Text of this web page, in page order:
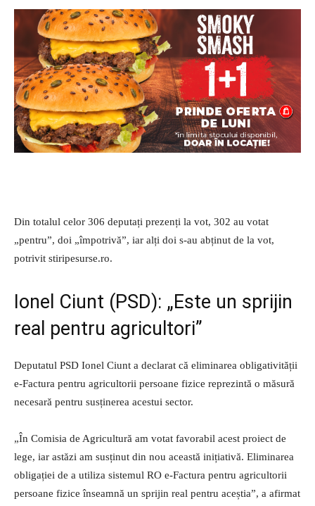
Din totalul celor 306 deputați prezenți la vot, 302 au votat
„pentru”, doi „împotrivă”, iar alți doi s-au abținut de la vot,
potrivit stiripesurse.ro.
Ionel Ciunt (PSD): „Este un sprijin
real pentru agricultori”
Deputatul PSD Ionel Ciunt a declarat că eliminarea obligativității
e-Factura pentru agricultorii persoane fizice reprezintă o măsură
necesară pentru susținerea acestui sector.
„În Comisia de Agricultură am votat favorabil acest proiect de
lege, iar astăzi am susținut din nou această inițiativă. Eliminarea
obligației de a utiliza sistemul RO e-Factura pentru agricultorii
persoane fizice înseamnă un sprijin real pentru aceștia”, a afirmat